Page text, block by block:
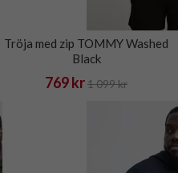
Tröja med zip TOMMY Washed
Black
769 kr1 099 kr